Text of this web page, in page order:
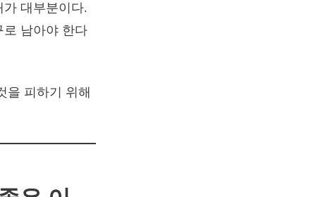
대부분이다.
로 남아야 한다
을 피하기 위해